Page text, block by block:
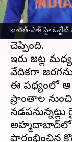
భారత్-పాక్ హై ఓల్టేట్
వన్డే వరల్డ్ కప్
భారత్-పాక్
చెప్పింది.
ఇరు జట్ల
వేదికగా
ఈ నేపథ్యంలో
ప్రాంతాల
అహ్మదాబాద్‌లో